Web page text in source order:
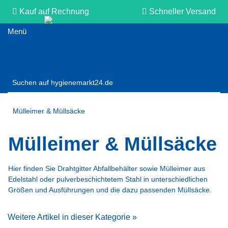
Kauf auf Rechnung Schneller Versand
Mülleimer & Müllsäcke
Mülleimer & Müllsäcke
Hier finden Sie Drahtgitter Abfallbehälter sowie Mülleimer aus
Edelstahl oder pulverbeschichtetem Stahl in unterschiedlichen
Größen und Ausführungen und die dazu passenden Müllsäcke.
Weitere Artikel in dieser Kategorie »